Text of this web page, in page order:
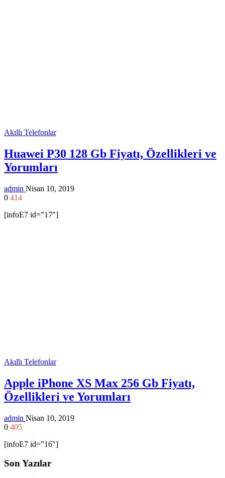
Akıllı Telefonlar
Huawei P30 128 Gb Fiyatı, Özellikleri ve
Yorumları
admin Nisan 10, 2019
0 414
[infoE7 id=”17″]
Akıllı Telefonlar
Apple iPhone XS Max 256 Gb Fiyatı,
Özellikleri ve Yorumları
admin Nisan 10, 2019
0 405
[infoE7 id=”16″]
Son Yazılar